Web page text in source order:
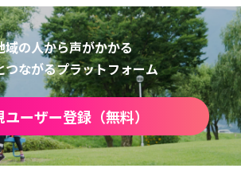
域の人から声がかかる
つながるプラットフォーム
ーザー登録（無料）